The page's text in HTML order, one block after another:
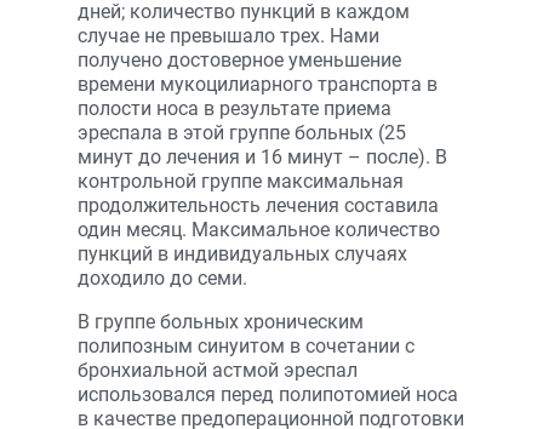
дней; количество пункций в каждом
случае не превышало трех. Нами
получено достоверное уменьшение
времени мукоцилиарного транспорта в
полости носа в результате приема
эреспала в этой группе больных (25
минут до лечения и 16 минут – после). В
контрольной группе максимальная
продолжительность лечения составила
один месяц. Максимальное количество
пункций в индивидуальных случаях
доходило до семи.
В группе больных хроническим
полипозным синуитом в сочетании с
бронхиальной астмой эреспал
использовался перед полипотомией носа
в качестве предоперационной подготовки